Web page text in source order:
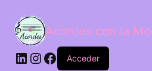
Acordes con la
Acceder